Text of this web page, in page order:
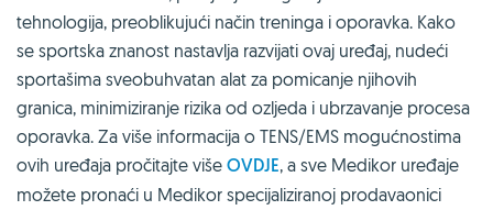
tehnologija, preoblikujući način treninga i oporavka. Kako
se sportska znanost nastavlja razvijati ovaj uređaj, nudeći
sportašima sveobuhvatan alat za pomicanje njihovih
granica, minimiziranje rizika od ozljeda i ubrzavanje procesa
oporavka. Za više informacija o TENS/EMS mogućnostima
ovih uređaja pročitajte više OVDJE, a sve Medikor uređaje
možete pronaći u Medikor specijaliziranoj prodavaonici